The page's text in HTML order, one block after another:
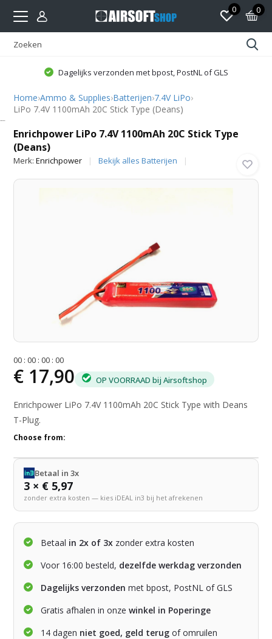
0 0
Dagelijks verzonden met bpost, PostNL of GLS
Home›Ammo & Supplies›Batterijen›7.4V LiPo›
LiPo 7.4V 1100mAh 20C Stick Type (Deans)
Enrichpower LiPo 7.4V 1100mAh 20C Stick Type
(Deans)
Merk:Enrichpower Bekijk alles Batterijen
00 :00 :00 :00
€ 17,90 OP VOORRAAD bij Airsoftshop
Enrichpower LiPo 7.4V 1100mAh 20C Stick Type with Deans
T-Plug.
Choose from:
Betaal in 3x
3 × € 5,97
zonder extra kosten — kies iDEAL in3 bij het afrekenen
Betaal in 2x of 3x zonder extra kosten
Voor 16:00 besteld, dezelfde werkdag verzonden
Dagelijks verzonden met bpost, PostNL of GLS
Gratis afhalen in onzewinkel in Poperinge
14 dagen niet goed, geld terug of omruilen